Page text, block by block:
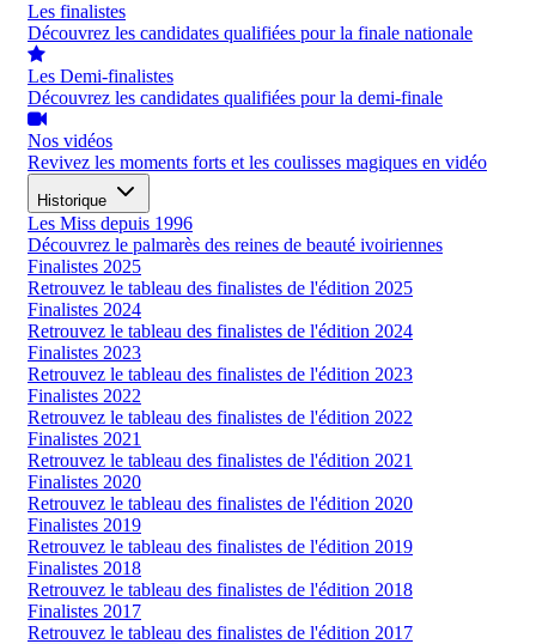
Les finalistes
Découvrez les candidates qualifiées pour la finale nationale
Les Demi-finalistes
Découvrez les candidates qualifiées pour la demi-finale
Nos vidéos
Revivez les moments forts et les coulisses magiques en vidéo
Historique
Les Miss depuis 1996
Découvrez le palmarès des reines de beauté ivoiriennes
Finalistes 2025
Retrouvez le tableau des finalistes de l'édition 2025
Finalistes 2024
Retrouvez le tableau des finalistes de l'édition 2024
Finalistes 2023
Retrouvez le tableau des finalistes de l'édition 2023
Finalistes 2022
Retrouvez le tableau des finalistes de l'édition 2022
Finalistes 2021
Retrouvez le tableau des finalistes de l'édition 2021
Finalistes 2020
Retrouvez le tableau des finalistes de l'édition 2020
Finalistes 2019
Retrouvez le tableau des finalistes de l'édition 2019
Finalistes 2018
Retrouvez le tableau des finalistes de l'édition 2018
Finalistes 2017
Retrouvez le tableau des finalistes de l'édition 2017